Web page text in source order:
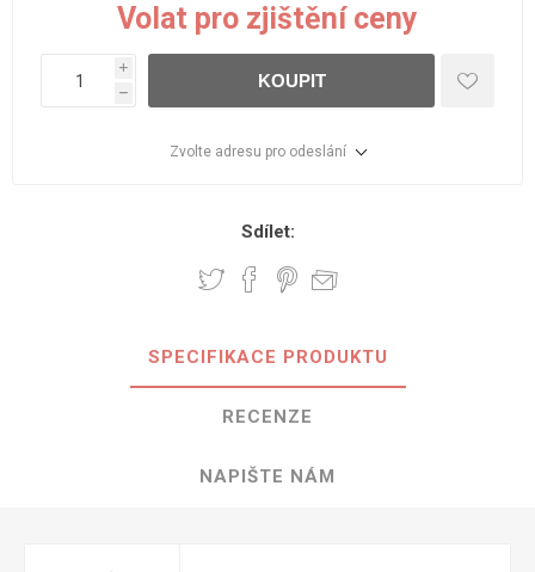
Volat pro zjištění ceny
i
h
KOUPIT
Zvolte adresu pro odeslání
Sdílet:
SPECIFIKACE PRODUKTU
RECENZE
NAPIŠTE NÁM